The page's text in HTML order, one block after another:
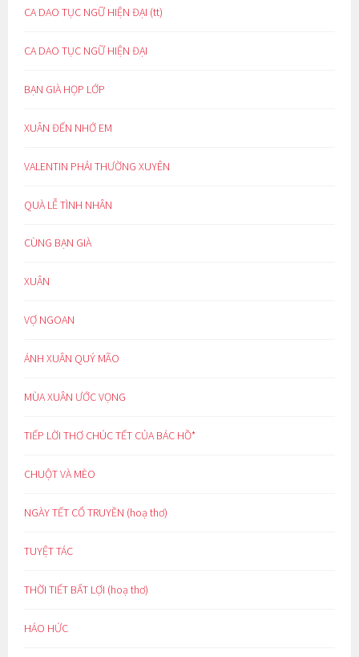
CA DAO TỤC NGỮ HIỆN ĐẠI (tt)
CA DAO TỤC NGỮ HIỆN ĐẠI
BẠN GIÀ HỌP LỚP
XUÂN ĐẾN NHỚ EM
VALENTIN PHẢI THƯỜNG XUYÊN
QUÀ LỄ TÌNH NHÂN
CÙNG BẠN GIÀ
XUÂN
VỢ NGOAN
ÁNH XUÂN QUÝ MÃO
MÙA XUÂN ƯỚC VỌNG
TIẾP LỜI THƠ CHÚC TẾT CỦA BÁC HỒ*
CHUỘT VÀ MÈO
NGÀY TẾT CỔ TRUYỀN (hoạ thơ)
TUYỆT TÁC
THỜI TIẾT BẤT LỢI (hoạ thơ)
HÁO HỨC